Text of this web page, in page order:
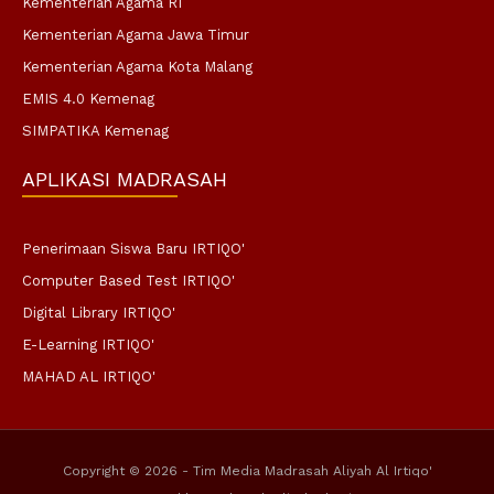
Kementerian Agama Jawa Timur
Kementerian Agama Kota Malang
EMIS 4.0 Kemenag
SIMPATIKA Kemenag
APLIKASI MADRASAH
Penerimaan Siswa Baru IRTIQO'
Computer Based Test IRTIQO'
Digital Library IRTIQO'
E-Learning IRTIQO'
MAHAD AL IRTIQO'
Copyright © 2026 - Tim Media Madrasah Aliyah Al Irtiqo'